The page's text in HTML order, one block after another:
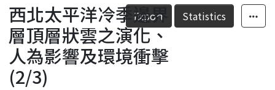
Fundings & Projects
Researchers
Organizations
Export Statistics
西北太平洋冷季邊界
層頂層狀雲之演化、
人為影響及環境衝擊
(2/3)